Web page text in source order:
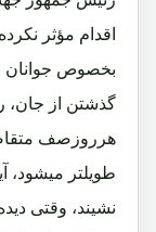
اقدام مؤثر
بخصوص جوانان
گذشتن از جان،
هرروزصف
طویلتر میشود،
نشیند، وقتی